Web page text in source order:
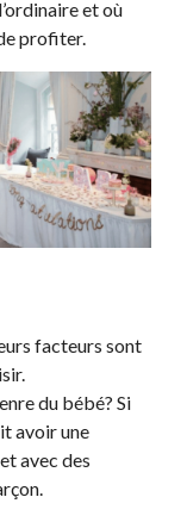
et où
profiter.
facteurs sont
du bébé? Si
avoir une
avec des